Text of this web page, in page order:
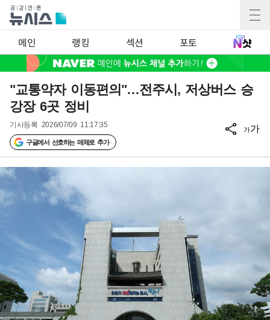
메인 랭킹 섹션 포토
"교통약자 이동편의"…전주시, 저상버스 승
강장 6곳 정비
기사등록 2026/07/09 11:17:35
구글에서 선호하는 매체로 추가
가가